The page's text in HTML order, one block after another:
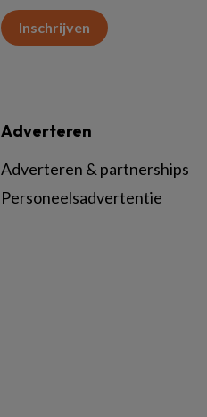
Inschrijven
Adverteren
Adverteren & partnerships
Personeelsadvertentie